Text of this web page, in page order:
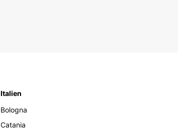
Italien
Bologna
Catania